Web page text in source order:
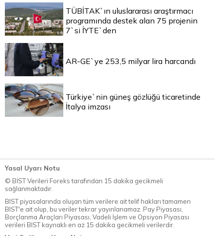
TÜBİTAK`ın uluslararası araştırmacı
programında destek alan 75 projenin
7`si İYTE`den
AR-GE`ye 253,5 milyar lira harcandı
Türkiye`nin güneş gözlüğü ticaretinde
İtalya imzası
Yasal Uyarı Notu
© BİST Verileri Foreks tarafından 15 dakika gecikmeli
sağlanmaktadır.
BIST piyasalarında oluşan tüm verilere ait telif hakları tamamen
BIST'e ait olup, bu veriler tekrar yayınlanamaz. Pay Piyasası,
Borçlanma Araçları Piyasası, Vadeli İşlem ve Opsiyon Piyasası
verileri BIST kaynaklı en az 15 dakika gecikmeli verilerdir.